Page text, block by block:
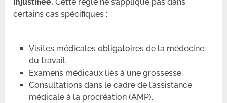
certains cas spécifiques :
Visites médicales obligatoires de la médecine
du travail.
Examens médicaux liés à une grossesse.
Consultations dans le cadre de l’assistance
médicale à la procréation (AMP).